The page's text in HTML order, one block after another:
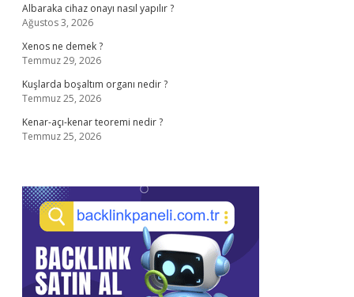
Albaraka cihaz onayı nasıl yapılır ?
Ağustos 3, 2026
Xenos ne demek ?
Temmuz 29, 2026
Kuşlarda boşaltım organı nedir ?
Temmuz 25, 2026
Kenar-açı-kenar teoremi nedir ?
Temmuz 25, 2026